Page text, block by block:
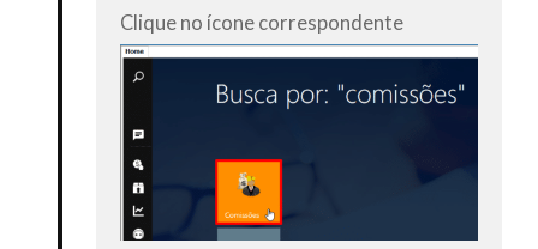
Clique no ícone correspondente